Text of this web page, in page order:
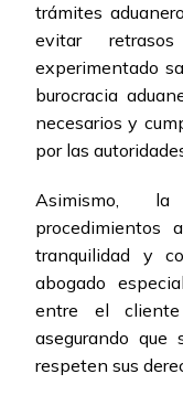
trámites
evitar
experimentado
burocracia
necesarios y
por las
Asimismo,
procedimientos
tranquilidad y
abogado
entre el cliente
asegurando
respeten sus